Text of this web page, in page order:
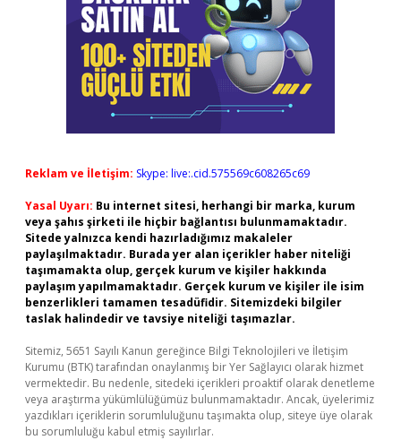
Reklam ve İletişim: Skype: live:.cid.575569c608265c69
Yasal Uyarı: Bu internet sitesi, herhangi bir marka, kurum
veya şahıs şirketi ile hiçbir bağlantısı bulunmamaktadır.
Sitede yalnızca kendi hazırladığımız makaleler
paylaşılmaktadır. Burada yer alan içerikler haber niteliği
taşımamakta olup, gerçek kurum ve kişiler hakkında
paylaşım yapılmamaktadır. Gerçek kurum ve kişiler ile isim
benzerlikleri tamamen tesadüfidir. Sitemizdeki bilgiler
taslak halindedir ve tavsiye niteliği taşımazlar.
Sitemiz, 5651 Sayılı Kanun gereğince Bilgi Teknolojileri ve İletişim
Kurumu (BTK) tarafından onaylanmış bir Yer Sağlayıcı olarak hizmet
vermektedir. Bu nedenle, sitedeki içerikleri proaktif olarak denetleme
veya araştırma yükümlülüğümüz bulunmamaktadır. Ancak, üyelerimiz
yazdıkları içeriklerin sorumluluğunu taşımakta olup, siteye üye olarak
bu sorumluluğu kabul etmiş sayılırlar.